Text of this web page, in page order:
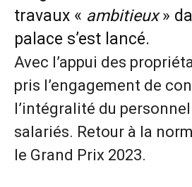
travaux « ambitieux»
palace s’est lancé.
Avec l’appui des
pris l’engagement de
l’intégralité du
salariés. Retour à la
le Grand Prix 2023.